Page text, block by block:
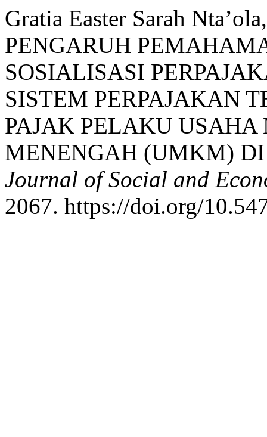
Gratia Easter Sarah
PENGARUH
SOSIALISASI
SISTEM PERPAJAKAN
PAJAK PELAKU
MENENGAH (UMKM)
Journal of Social and
2067. https://doi.org/